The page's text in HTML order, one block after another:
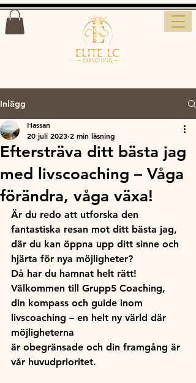
Inlägg
Eftersträva ditt bästa jag
med livscoaching – Våga
förändra, våga växa!
Hassan
20 juli 2023 2 min läsning
Är du redo att utforska den
fantastiska resan mot ditt bästa jag,
där du kan öppna upp ditt sinne och
hjärta för nya möjligheter?
Då har du hamnat helt rätt!
Välkommen till Grupp5 Coaching,
din kompass och guide inom
livscoaching – en helt ny värld där
möjligheterna
är obegränsade och din framgång är
vår huvudprioritet.